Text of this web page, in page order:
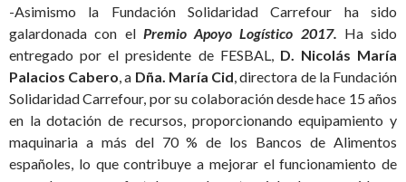
-Asimismo la Fundación Solidaridad Carrefour ha sido
galardonada con el Premio Apoyo Logístico 2017. Ha sido
entregado por el presidente de FESBAL, D. Nicolás María
Palacios Cabero, a Dña. María Cid, directora de la Fundación
Solidaridad Carrefour, por su colaboración desde hace 15 años
en la dotación de recursos, proporcionando equipamiento y
maquinaria a más del 70 % de los Bancos de Alimentos
españoles, lo que contribuye a mejorar el funcionamiento de